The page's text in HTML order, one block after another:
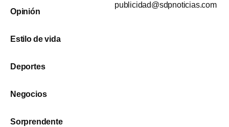
Opinión
Estilo de vida
Deportes
Negocios
Sorprendente
publicidad@sdpnoticias.com